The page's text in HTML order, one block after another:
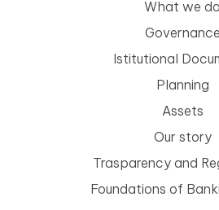
What we do
Governance
Istitutional
Planning
Assets
Our story
Trasparency and
Foundations of